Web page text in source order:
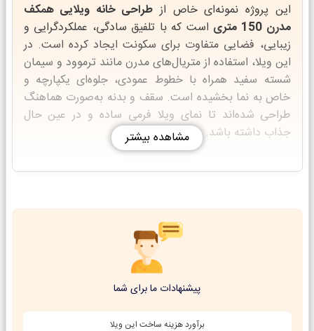
این پروژه نمونه‌ای خاص از طراحی خانه ویلایی همکف
مدرن 150 متری
است که با تلفیق سادگی، عملکردگرایی و
زیبایی، فضایی متفاوت برای سکونت ایجاد کرده است. در
این ویلا، استفاده از متریال‌های مدرن مانند ترموود و سیمان
شسته سفید همراه با خطوط عمودی، جلوه‌ای یکپارچه و
خاص به نما بخشیده است. سقف و بدنه به‌صورت هماهنگ
طراحی شده‌اند تا نمای ویلا فرمی ساده و در عین حال
جذاب داشته باشد.
درطراحی خانه ویلایی مدرن، توجه ویژه‌ای به نورگیری
تراس‌های سرتاسری در دو ضلع ویلا، امکان استفاده بهینه از
فضاهای باز را فراهم می‌کنند و باعث می‌شوند بنا گسترده‌تر
و متفاوت‌تر به نظر برسد. پنجره‌های قدی با فریم مشکی و
درب ورودی مشکی‌رنگ نیز تضاد چشمگیری با رنگ کلی نما
ایجاد کرده‌اند که حس مدرن بودن را تقویت می‌کند.
پلان اینخانه ویلایی مینیمالهمانند نمای آن، ساده و
مشاهده بیشتر
پیشنهادات ما برای شما
برآورد هزینه ساخت این ویلا